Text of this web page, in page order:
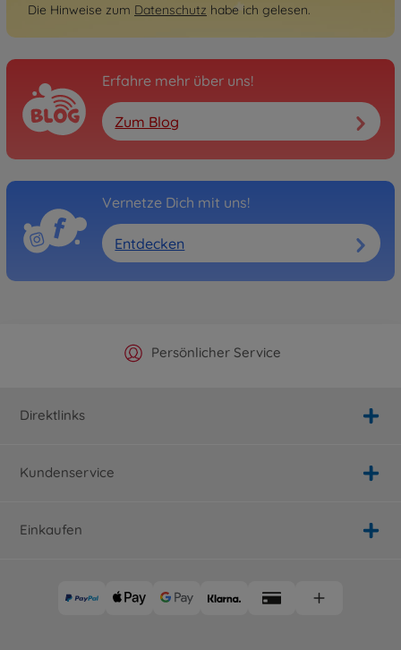
Die Hinweise zum Datenschutz habe ich gelesen.
Erfahre mehr über uns!
Zum Blog
Vernetze Dich mit uns!
Entdecken
Offizieller Hersteller Shop
Persönlicher Service
Versandkostenfrei ab 25€
Schnelle Lieferung
Direktlinks
Kundenservice
Einkaufen